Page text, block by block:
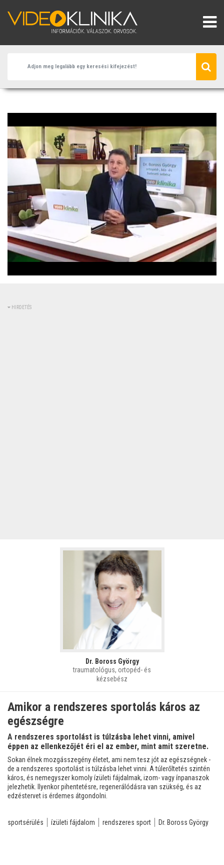
kikapcsolva
0%
0%
HIRDETÉS
Dr. Boross György
traumatológus, ortopéd- és
kézsebész
Amikor a rendszeres sportolás káros az
egészségre
A rendszeres sportolást is túlzásba lehet vinni, amivel
éppen az ellenkezőjét éri el az ember, mint amit szeretne.
Sokan élnek mozgásszegény életet, ami nem tesz jót az egészségnek -
de a rendszeres sportolást is túlzásba lehet vinni. A túlerőltetés szintén
káros, és nemegyszer komoly ízületi fájdalmak, izom- vagy ínpanaszok
jelezhetik. Ilyenkor pihentetésre, regenerálódásra van szükség, és az
edzéstervet is érdemes átgondolni.
sportsérülés ízületi fájdalom rendszeres sport Dr. Boross György